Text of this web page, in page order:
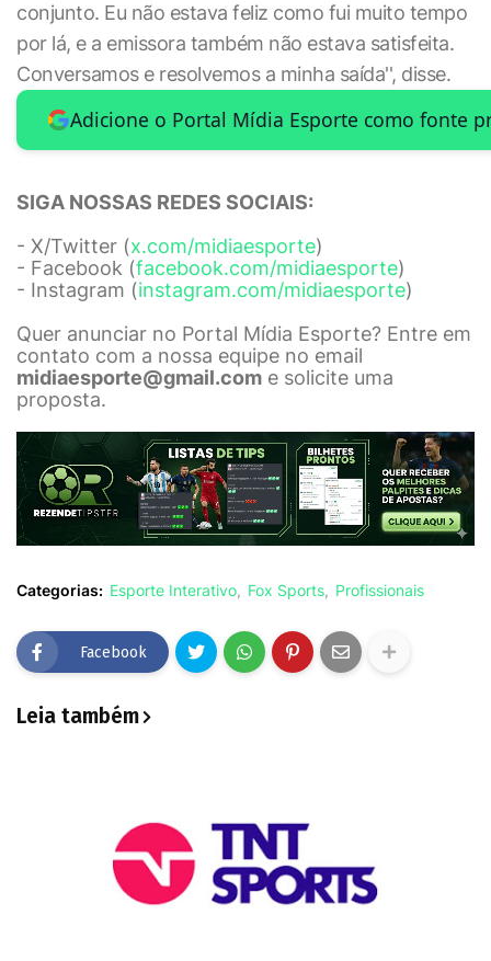
conjunto. Eu não estava feliz como fui muito tempo
por lá, e a emissora também não estava satisfeita.
Conversamos e resolvemos a minha saída'', disse.
Adicione o Portal Mídia Esporte como fonte
SIGA NOSSAS REDES SOCIAIS:
- X/Twitter (x.com/midiaesporte)
- Facebook (facebook.com/midiaesporte)
- Instagram (instagram.com/midiaesporte)
Quer anunciar no Portal Mídia Esporte? Entre em
contato com a nossa equipe no email
midiaesporte@gmail.com e solicite uma
proposta.
Categorias: Esporte Interativo Fox Sports Profissionais
Facebook
Leia também